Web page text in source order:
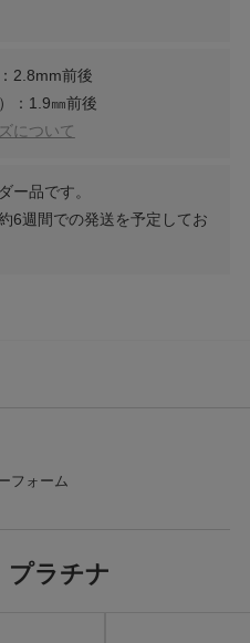
2.8mm前後
：1.9㎜前後
について
ー品です。
6週間での発送を予定してお
プラチナ